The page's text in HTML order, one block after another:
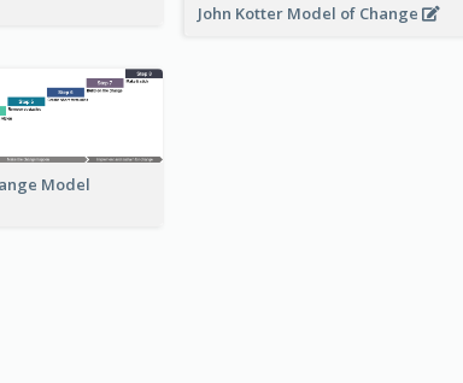
John Kotter Model of Change
Model